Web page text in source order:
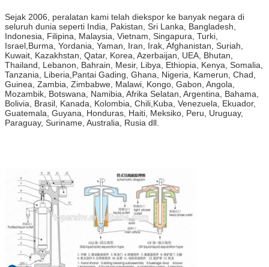
Sejak 2006, peralatan kami telah diekspor ke banyak negara di
seluruh dunia seperti India, Pakistan, Sri Lanka, Bangladesh,
Indonesia, Filipina, Malaysia, Vietnam, Singapura, Turki,
Israel,Burma, Yordania, Yaman, Iran, Irak, Afghanistan, Suriah,
Kuwait, Kazakhstan, Qatar, Korea, Azerbaijan, UEA, Bhutan,
Thailand, Lebanon, Bahrain, Mesir, Libya, Ethiopia, Kenya, Somalia,
Tanzania, Liberia,Pantai Gading, Ghana, Nigeria, Kamerun, Chad,
Guinea, Zambia, Zimbabwe, Malawi, Kongo, Gabon, Angola,
Mozambik, Botswana, Namibia, Afrika Selatan, Argentina, Bahama,
Bolivia, Brasil, Kanada, Kolombia, Chili,Kuba, Venezuela, Ekuador,
Guatemala, Guyana, Honduras, Haiti, Meksiko, Peru, Uruguay,
Paraguay, Suriname, Australia, Rusia dll.